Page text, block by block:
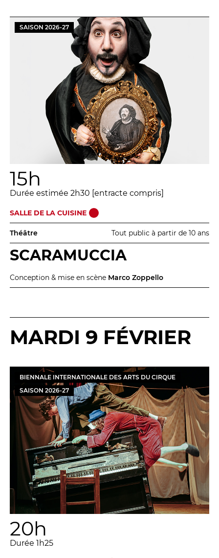
SAISON 2026-27
15h
Durée estimée 2h30 [entracte compris]
SALLE DE LA CUISINE
Théâtre Tout public à partir de 10 ans
SCARAMUCCIA
Conception & mise en scène Marco Zoppello
MARDI 9 FÉVRIER
BIENNALE INTERNATIONALE DES ARTS DU CIRQUE
SAISON 2026-27
20h
Durée 1h25